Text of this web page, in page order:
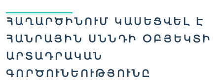
ՀԱՂԱՐԾԻՆՈՒՄ ԿԱՍԵՑՎԵԼ Է
ՀԱՆՐԱՅԻՆ ՍՆՆԴԻ ՕԲՅԵԿՏԻ
ԱՐՏԱԴՐԱԿԱՆ
ԳՈՐԾՈՒՆԵՈՒԹՅՈՒՆԸ